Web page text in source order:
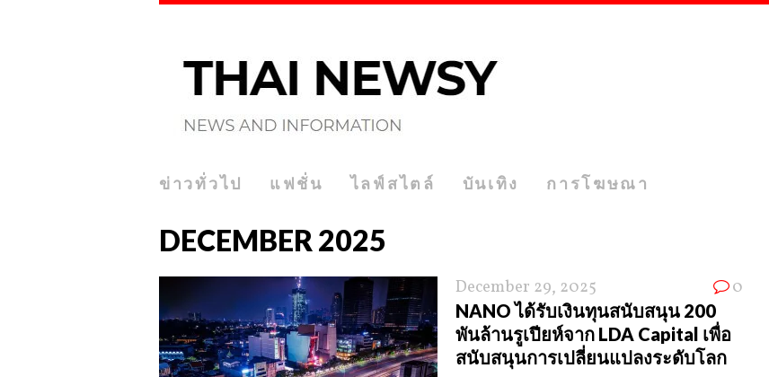
ข่าวทั่วไป แฟชั่น ไลฟ์สไตล์ บันเทิง การโฆษณา
DECEMBER 2025
December 29, 2025 0
NANO ได้รับเงินทุนสนับสนุน 200
พันล้านรูเปียห์จาก LDA Capital เพื่อ
สนับสนุนการเปลี่ยนแปลงระดับโลก